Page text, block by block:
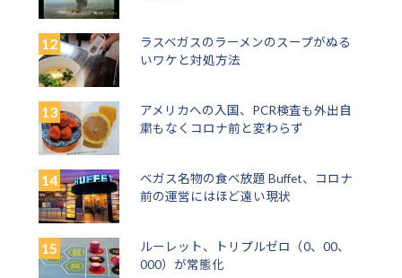
ラスベガスのラーメンのスープがぬる
いワケと対処方法
アメリカへの入国、PCR検査も外出自
粛もなくコロナ前と変わらず
ベガス名物の食べ放題 Buffet、コロナ
前の運営にはほど遠い現状
ルーレット、トリプルゼロ（0、00、
000）が常態化